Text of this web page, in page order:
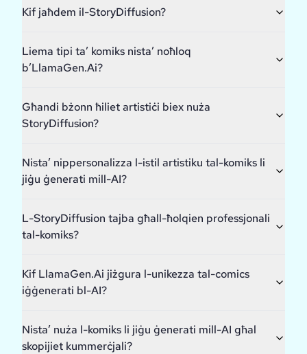
Kif jaħdem il-StoryDiffusion?
Liema tipi ta’ komiks nista’ noħloq
b’LlamaGen.Ai?
Għandi bżonn ħiliet artistiċi biex nuża
StoryDiffusion?
Nista’ nippersonalizza l-istil artistiku tal-komiks li
jiġu ġenerati mill-AI?
L-StoryDiffusion tajba għall-ħolqien professjonali
tal-komiks?
Kif LlamaGen.Ai jiżgura l-unikezza tal-comics
iġġenerati bl-AI?
Nista’ nuża l-komiks li jiġu ġenerati mill-AI għal
skopijiet kummerċjali?